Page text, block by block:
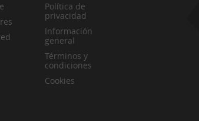
Política de
privacidad
Información
general
Términos y
condiciones
Cookies